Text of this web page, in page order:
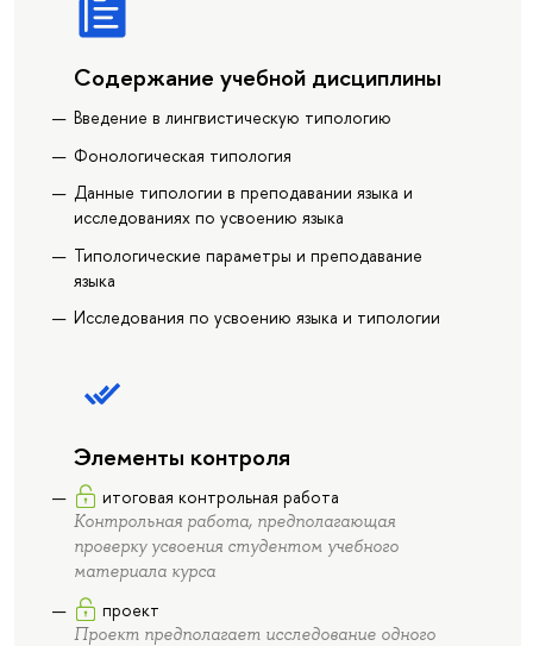
Содержание учебной дисциплины
Введение в лингвистическую типологию
Фонологическая типология
Данные типологии в преподавании языка и
исследованиях по усвоению языка
Типологические параметры и преподавание
языка
Исследования по усвоению языка и типологии
Элементы контроля
итоговая контрольная работа
Контрольная работа, предполагающая
проверку усвоения студентом учебного
материала курса
проект
Проект предполагает исследование одного